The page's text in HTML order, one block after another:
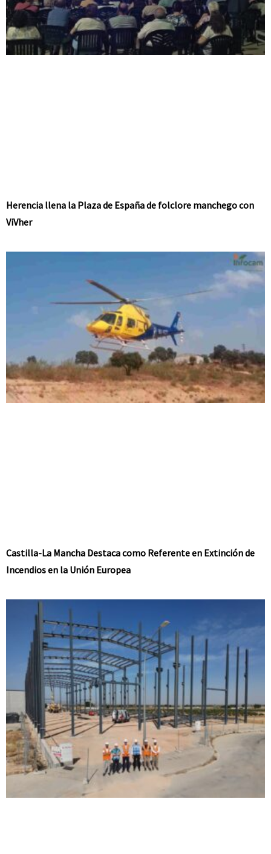
Herencia llena la Plaza de España de folclore manchego con
ViVher
Castilla-La Mancha Destaca como Referente en Extinción de
Incendios en la Unión Europea